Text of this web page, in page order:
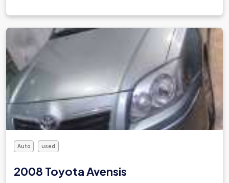
Auto used
2008 Toyota Avensis